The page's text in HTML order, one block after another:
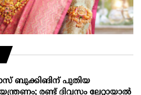
ബുക്കിങിന് പുതിയ
രണ്ട് ദിവസം ലേറ്റായാൽ